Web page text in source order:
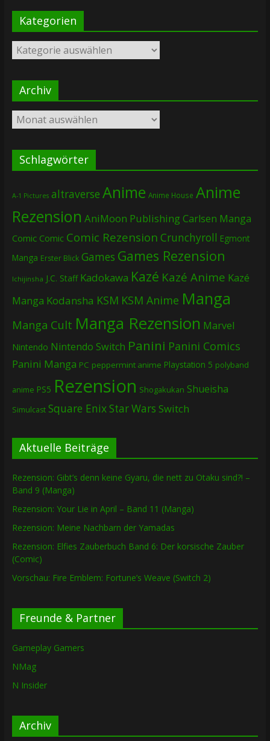
Kategorien
Kategorien
Archiv
Archiv
Schlagwörter
A-1 Pictures altraverse Anime Anime House Anime
Rezension AniMoon PublishingCarlsen Manga
Comic Comic Comic Rezension Crunchyroll Egmont
Manga Erster Blick Games Games Rezension
Ichijinsha J.C. Staff Kadokawa Kazé Kazé Anime Kazé
Manga Kodansha KSM KSM Anime Manga
Manga Cult Manga Rezension Marvel
Nintendo Nintendo Switch Panini Panini Comics
Panini Manga PC peppermint anime Playstation 5 polyband
anime PS5 Rezension Shogakukan Shueisha
Simulcast Square EnixStar Wars Switch
Aktuelle Beiträge
Rezension: Gibt’s denn keine Gyaru, die nett zu Otaku sind?! –
Band 9 (Manga)
Rezension: Your Lie in April – Band 11 (Manga)
Rezension: Meine Nachbarn der Yamadas
Rezension: Elfies Zauberbuch Band 6: Der korsische Zauber
(Comic)
Vorschau: Fire Emblem: Fortune’s Weave (Switch 2)
Freunde & Partner
Gameplay Gamers
NMag
N Insider
Archiv